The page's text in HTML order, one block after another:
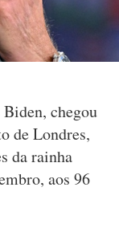
chegou
de Londres,
da rainha
aos 96